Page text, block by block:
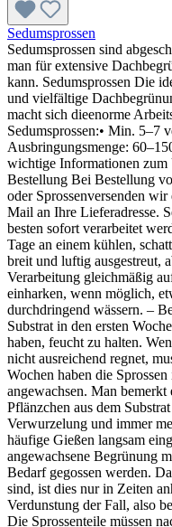
Sedumsprossen
Sedumsprossen sind
man für extensive
kann. Sedumsprossen Die
und vielfältige
macht sich dieenorme
Sedumsprossen:• Min. 5–7
Ausbringungsmenge:
wichtige Informationen zum
Bestellung Bei Bestellung
oder Sprossenversenden
Mail an Ihre Lieferadresse.
besten sofort verarbeitet
Tage an einem kühlen,
breit und luftig ausgestreut,
Verarbeitung gleichmäßig
einharken, wenn möglich,
durchdringend wässern. –
Substrat in den ersten
haben, feucht zu halten.
nicht ausreichend regnet,
Wochen haben die
angewachsen. Man bemerkt
Pflänzchen aus dem
Verwurzelung und immer
häufige Gießen langsam
angewachsene Begrünung
Bedarf gegossen werden.
sind, ist dies nur in Zeiten
Verdunstung der Fall, also
Die Sprossenteile müssen